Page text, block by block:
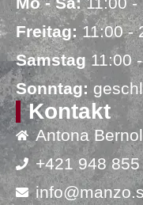
Freitag: 11:00 -
Samstag 11:00
Sonntag:
Kontakt
Antona
+421 948